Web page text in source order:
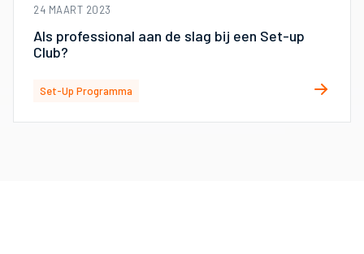
24 MAART 2023
Als professional aan de slag bij een Set-up
Club?
Set-Up Programma